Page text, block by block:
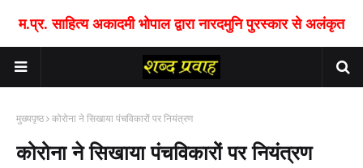
म.प्र. साहित्य अकादमी भोपाल द्वारा नारदमुनि पुरस्कार से अलंकृत
मुख्यपृष्ठ कोरोना ने सिखाया पंचविकारों पर नियंत्रण
कोरोना ने सिखाया पंचविकारों पर नियंत्रण